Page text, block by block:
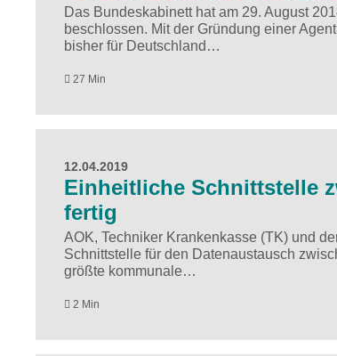
Das Bundeskabinett hat am 29. August
beschlossen. Mit der Gründung einer
bisher für Deutschland…
27 Min
12.04.2019
Einheitliche Schnittstelle
fertig
AOK, Techniker Krankenkasse (TK) und
Schnittstelle für den Datenaustausch
größte kommunale…
2 Min